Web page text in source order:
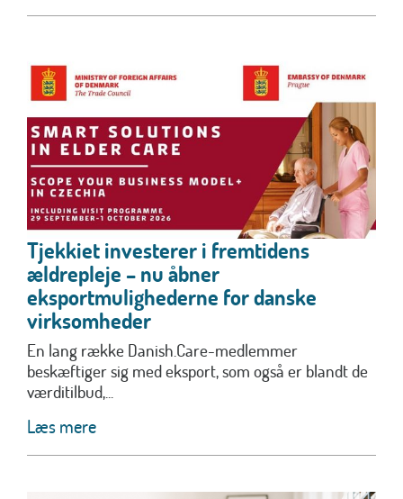
Tjekkiet investerer i fremtidens
ældrepleje – nu åbner
eksportmulighederne for danske
virksomheder
En lang række Danish.Care-medlemmer
beskæftiger sig med eksport, som også er blandt de
værditilbud,...
Læs mere